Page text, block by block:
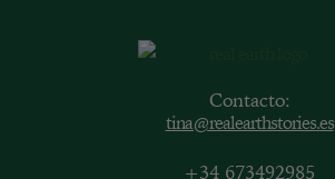
Contacto:
tina@realearthstories.es
+34 673492985